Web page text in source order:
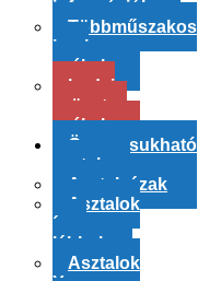
információk
Többműszakos
ipari
székek
Irodai
szövetes
székek
Összecsukható
asztal
Asztalvázak
Asztalok
íves
lábbal
Asztalok